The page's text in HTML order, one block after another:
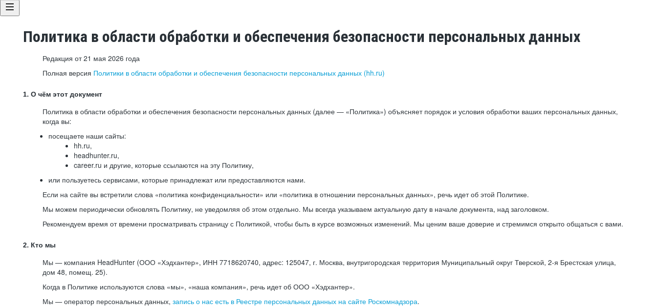
Политика в области обработки и обеспечения безопасности персональных данных
Редакция от 21 мая 2026 года
Полная версия Политики в области обработки и обеспечения безопасности персональных данных (hh.ru)
1. О чём этот документ
Политика в области обработки и обеспечения безопасности персональных данных (далее — «Политика») объясняет порядок и условия обработки ваших персональных данных,
когда вы:
посещаете наши сайты:
hh.ru,
headhunter.ru,
career.ru и другие, которые ссылаются на эту Политику,
или пользуетесь сервисами, которые принадлежат или предоставляются нами.
Если на сайте вы встретили слова «политика конфиденциальности» или «политика в отношении персональных данных», речь идет об этой Политике.
Мы можем периодически обновлять Политику, не уведомляя об этом отдельно. Мы всегда указываем актуальную дату в начале документа, над заголовком.
Рекомендуем время от времени просматривать страницу с Политикой, чтобы быть в курсе возможных изменений. Мы ценим ваше доверие и стремимся открыто общаться с вами.
2. Кто мы
Мы — компания HeadHunter (ООО «Хэдхантер», ИНН 7718620740, адрес: 125047, г. Москва, внутригородская территория Муниципальный округ Тверской, 2-я Брестская улица,
дом 48, помещ. 25).
Когда в Политике используются слова «мы», «наша компания», речь идет об ООО «Хэдхантер».
Мы — оператор персональных данных, запись о нас есть в Реестре персональных данных на сайте Роскомнадзора.